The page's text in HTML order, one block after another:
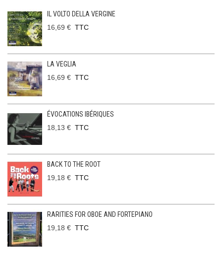
IL VOLTO DELLA VERGINE
16,69 € TTC
LA VEGLIA
16,69 € TTC
ÉVOCATIONS IBÉRIQUES
18,13 € TTC
BACK TO THE ROOT
19,18 € TTC
RARITIES FOR OBOE AND FORTEPIANO
19,18 € TTC